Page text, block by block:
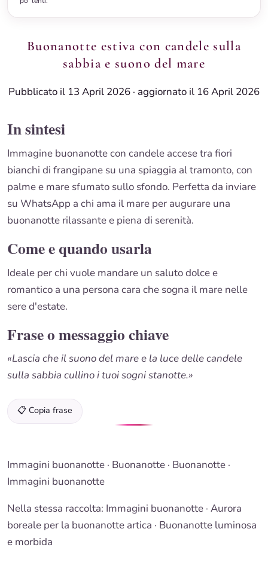
Buonanotte estiva con candele sulla
sabbia e suono del mare
Pubblicato il 13 April 2026 · aggiornato il 16 April 2026
In sintesi
Immagine buonanotte con candele accese tra fiori
bianchi di frangipane su una spiaggia al tramonto, con
palme e mare sfumato sullo sfondo. Perfetta da inviare
su WhatsApp a chi ama il mare per augurare una
buonanotte rilassante e piena di serenità.
Come e quando usarla
Ideale per chi vuole mandare un saluto dolce e
romantico a una persona cara che sogna il mare nelle
sere d'estate.
Frase o messaggio chiave
«Lascia che il suono del mare e la luce delle candele
sulla sabbia cullino i tuoi sogni stanotte.»
📋 Copia frase
Immagini buonanotte · Buonanotte · Buonanotte ·
Immagini buonanotte
Nella stessa raccolta: Immagini buonanotte · Aurora
boreale per la buonanotte artica · Buonanotte luminosa
e morbida